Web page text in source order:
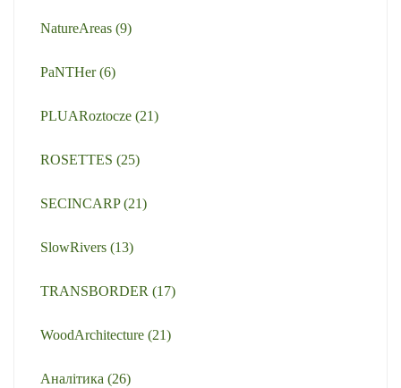
NatureAreas (9)
PaNTHer(6)
PLUARoztocze (21)
ROSETTES (25)
SECINCARP(21)
SlowRivers (13)
TRANSBORDER (17)
WoodArchitecture (21)
Аналітика (26)